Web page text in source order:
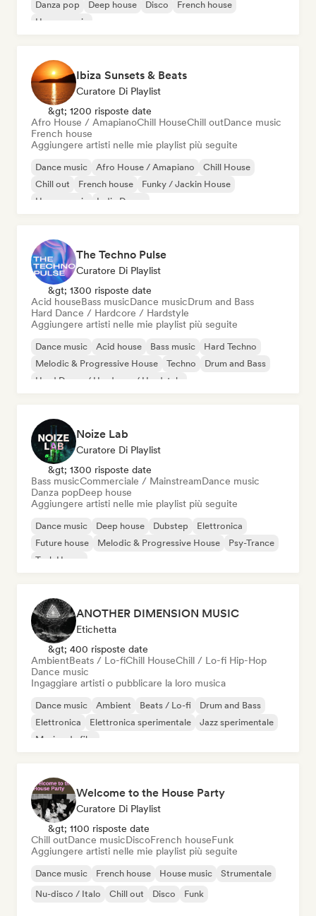
Danza pop
Deep house Disco
French house
House music
Ibiza Sunsets & Beats
Curatore Di Playlist
&gt; 1200 risposte date
Afro House / AmapianoChill HouseChill outDance music
French house
Aggiungere artisti nelle mie playlist più seguite
Dance music Afro House / Amapiano
Chill House
Chill out
French house
Funky / Jackin House
House music
Indie Dance
The Techno Pulse
Curatore Di Playlist
&gt; 1300 risposte date
Acid houseBass musicDance musicDrum and Bass
Hard Dance / Hardcore / Hardstyle
Aggiungere artisti nelle mie playlist più seguite
Dance music Acid house Bass music
Hard Techno
Melodic & Progressive House
Techno
Drum and Bass
Hard Dance / Hardcore / Hardstyle
Noize Lab
Curatore Di Playlist
&gt; 1300 risposte date
Bass musicCommerciale / MainstreamDance music
Danza popDeep house
Aggiungere artisti nelle mie playlist più seguite
Dance music Deep house Dubstep
Elettronica
Future house
Melodic & Progressive House
Psy-Trance
Tech House
ANOTHER DIMENSION MUSIC
Etichetta
&gt; 400 risposte date
AmbientBeats / Lo-fiChill HouseChill / Lo-fi Hip-Hop
Dance music
Ingaggiare artisti o pubblicare la loro musica
Dance music Ambient Beats / Lo-fi
Drum and Bass
Elettronica
Elettronica sperimentale
Jazz sperimentale
Musica da film
Welcome to the House Party
Curatore Di Playlist
&gt; 1100 risposte date
Chill outDance musicDiscoFrench houseFunk
Aggiungere artisti nelle mie playlist più seguite
Dance music French house House music
Strumentale
Nu-disco / Italo
Chill out Disco Funk